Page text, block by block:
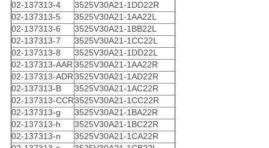
02-137313-4
3525V30A21-1DD22R
02-137313-5
3525V30A21-1AA22L
02-137313-6
3525V30A21-1BB22L
02-137313-7
3525V30A21-1CC22L
02-137313-8
3525V30A21-1DD22L
02-137313-AAR 3525V30A21-1AA22R
02-137313-ADR3525V30A21-1AD22R
02-137313-B
3525V30A21-1AC22R
02-137313-CCR3525V30A21-1CC22R
02-137313-g
3525V30A21-1BA22R
02-137313-h
3525V30A21-1BC22R
02-137313-n
3525V30A21-1CA22R